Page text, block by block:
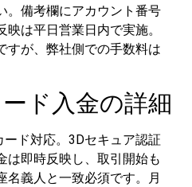
。備考欄にアカウント番号
は平日営業日内で実施。
すが、弊社側での手数料は
ド入金の詳細
ド対応。3Dセキュア認証
は即時反映し、取引開始も
名義人と一致必須です。月